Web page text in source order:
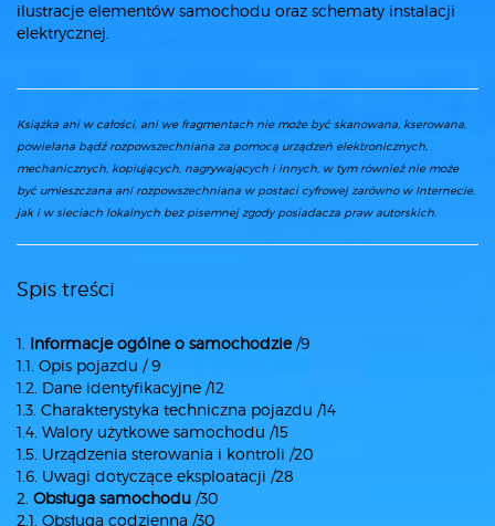
ilustracje elementów samochodu oraz schematy instalacji
elektrycznej.
Książka ani w całości, ani we fragmentach nie może być skanowana, kserowana,
powielana bądź rozpowszechniana za pomocą urządzeń elektronicznych,
mechanicznych, kopiujących, nagrywających i innych, w tym również nie może
być umieszczana ani rozpowszechniana w postaci cyfrowej zarówno w Internecie,
jak i w sieciach lokalnych bez pisemnej zgody posiadacza praw autorskich.
Spis treści
1. Informacje ogólne o samochodzie/9
1.1. Opis pojazdu / 9
1.2. Dane identyfikacyjne /12
1.3. Charakterystyka techniczna pojazdu /14
1.4. Walory użytkowe samochodu /15
1.5. Urządzenia sterowania i kontroli /20
1.6. Uwagi dotyczące eksploatacji /28
2. Obsługa samochodu /30
2.1. Obsługa codzienna /30